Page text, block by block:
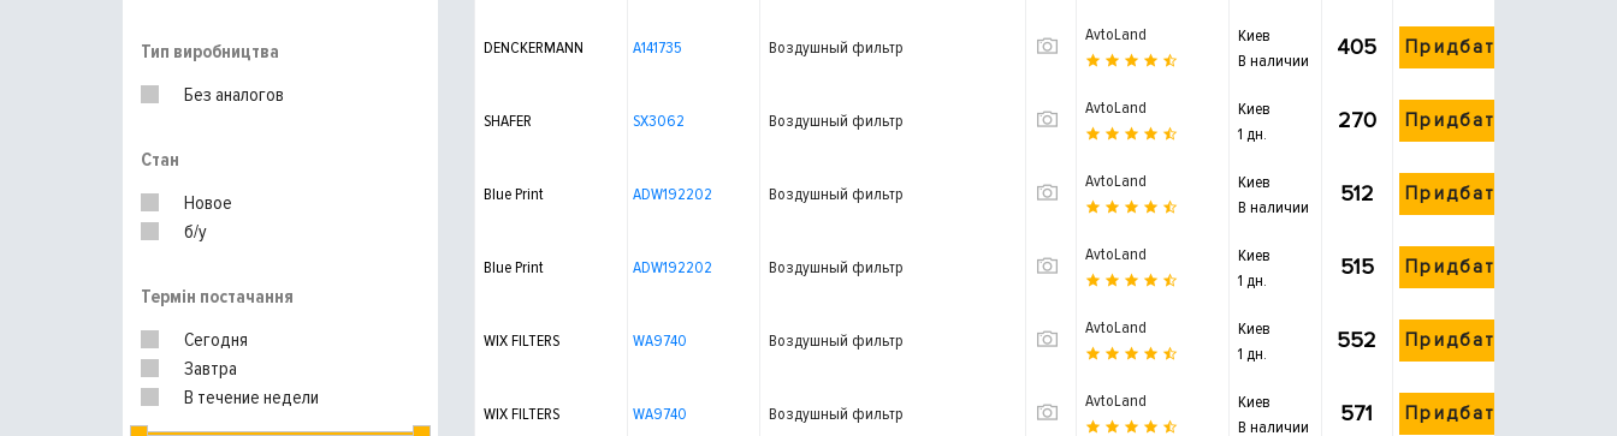
HENGST
Тип виробництва
Без аналогов
Стан
Новое
б/у
Термін постачання
Сегодня
Завтра
В течение недели
DENCKERMANN A141735 Воздушный фильтр
AvtoLand
Киев
В наличии
405 Придбати
SHAFER SX3062 Воздушный фильтр
AvtoLand
Киев
1 дн.
270 Придбати
Blue Print ADW192202 Воздушный фильтр
AvtoLand
Киев
В наличии
512 Придбати
Blue Print ADW192202 Воздушный фильтр
AvtoLand
Киев
1 дн.
515 Придбати
WIX FILTERS WA9740 Воздушный фильтр
AvtoLand
Киев
1 дн.
552 Придбати
WIX FILTERS WA9740 Воздушный фильтр
AvtoLand
Киев
В наличии
571 Придбати